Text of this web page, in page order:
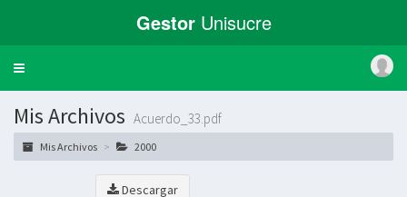
Gestor Unisucre
Toggle
Mis Archivos Acuerdo_33.pdf
Mis Archivos 2000
Descargar